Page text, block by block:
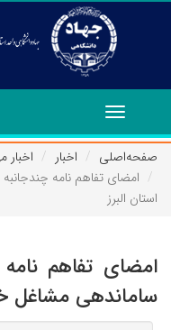
Toggle
navigation
صفحه‌اصلی
اخبار
اخبار
امضای تفاهم نامه
استان البرز
امضای تفاهم
ساماندهی مشاغل